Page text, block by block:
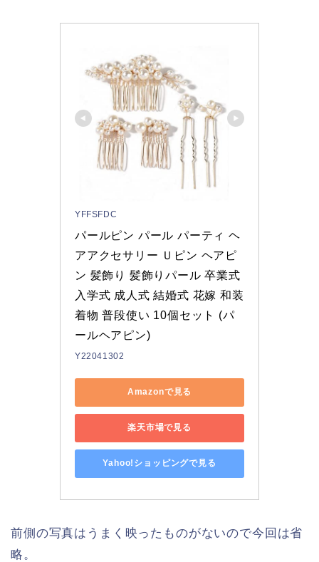
YFFSFDC
パールピン パール パーティ ヘ
アアクセサリー Ｕピン ヘアピ
ン 髪飾り 髪飾りパール 卒業式
入学式 成人式 結婚式 花嫁 和装
着物 普段使い 10個セット (パ
ールヘアピン)
Y22041302
Amazonで見る
楽天市場で見る
Yahoo!ショッピングで見る
前側の写真はうまく映ったものがないので今回は省
略。